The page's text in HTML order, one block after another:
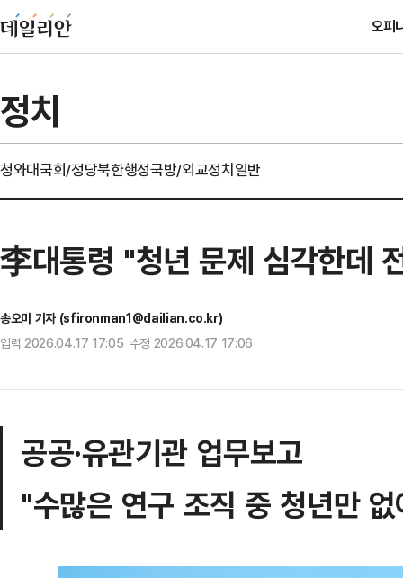
오피
정치
청와대국회/정당북한행정국방/외교정치일반
李대통령 "청년 문제 심각한데
송오미 기자 (sfironman1@dailian.co.kr)
입력 2026.04.17 17:05 수정 2026.04.17 17:06
공공·유관기관 업무보고
"수많은 연구 조직 중 청년만